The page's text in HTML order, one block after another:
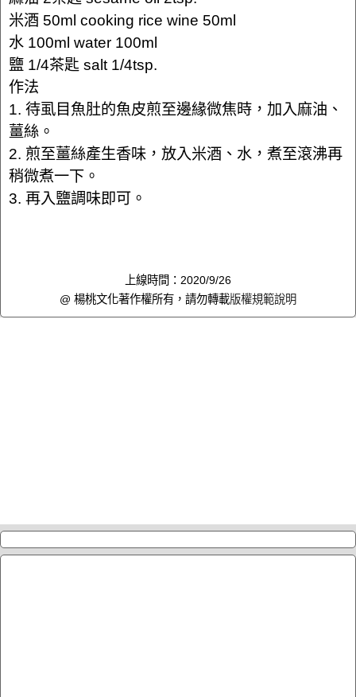
米酒 50ml cooking rice wine 50ml
水 100ml water 100ml
鹽 1/4茶匙 salt 1/4tsp.
作法
1. 待虱目魚肚的魚皮煎至邊緣微焦時，加入麻油、
薑絲。
2. 煎至薑絲產生香味，放入米酒、水，煮至滾沸再
稍微煮一下。
3. 再入鹽調味即可。
上線時間：2020/9/26
@ 楊桃文化著作權所有，請勿轉載版權規範說明